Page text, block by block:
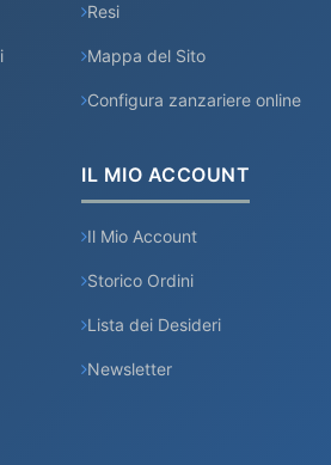
Resi
Mappa del Sito
Configura zanzariere online
IL MIO ACCOUNT
Il Mio Account
Storico Ordini
Lista dei Desideri
Newsletter